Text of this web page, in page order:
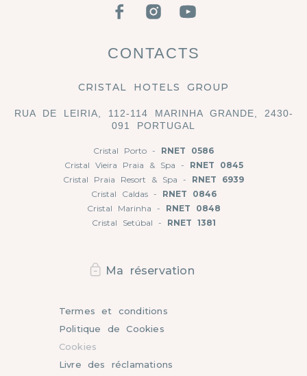
CONTACTS
CRISTAL HOTELS GROUP
RUA DE LEIRIA, 112-114 MARINHA GRANDE, 2430-
091 PORTUGAL
Cristal Porto - RNET 0586
Cristal Vieira Praia & Spa - RNET 0845
Cristal Praia Resort & Spa - RNET 6939
Cristal Caldas - RNET 0846
Cristal Marinha - RNET 0848
Cristal Setúbal - RNET 1381
Termes et conditions
Politique de Cookies
Cookies
Livre des réclamations
Ma réservation